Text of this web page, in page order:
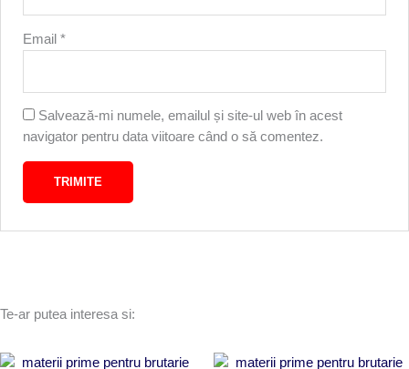
Email*
Salvează-mi numele, emailul și site-ul web în acest
navigator pentru data viitoare când o să comentez.
Te-ar putea interesa si: